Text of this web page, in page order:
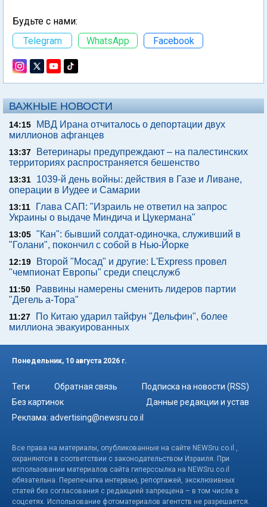
Будьте с нами:
Telegram
WhatsApp Facebook
ВАЖНЫЕ НОВОСТИ
14:15
МВД Ирана отчиталось о депортации двух
миллионов афганцев
13:37
Ветеринары предупреждают – на палестинских
территориях распространяется бешенство
13:31
1039-й день войны: действия в Газе и Ливане,
операции в Иудее и Самарии
13:11
Глава САП: "Израиль не ответил на запрос
Украины о выдаче Миндича и Цукермана"
13:05 "Кан": бывший солдат-одиночка, служивший в
"Голани", покончил с собой в Нью-Йорке
12:19
Второй "Мосад" и другие: L'Express провел
"чемпионат Европы" среди спецслужб
11:50
Раввины намерены сменить лидеров партии
"Дегель а-Тора"
11:27
По Китаю ударил тайфун "Дельфин", более
миллиона эвакуированных
Понедельник, 10 августа 2026 г.
Теги Обратная связь
Подписка на новости (RSS)
Без картинок
Данные редакции и устав
Реклама: advertising@newsru.co.il
Все права на материалы, опубликованные на сайте NEWSru.co.il ,
охраняются в соответствии с законодательством Израиля. При
использовании материалов сайта гиперссылка на NEWSru.co.il
обязательна. Перепечатка интервью, репортажей, эксклюзивных
статей без согласования с редакцией запрещена – в том числе в
соцсетях. Использование фотоматериалов агентств не разрешается.